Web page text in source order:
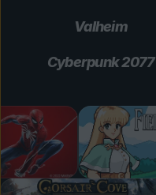
Valheim
Cyberpunk 2077